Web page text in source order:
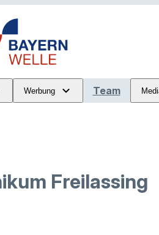
Werbung Team
Freilassing